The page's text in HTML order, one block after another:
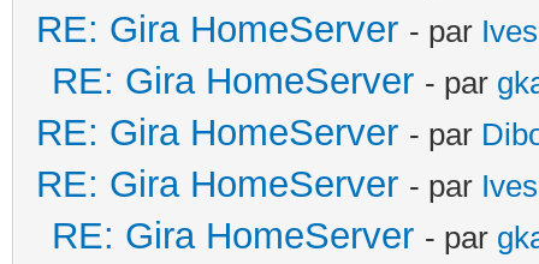
RE: Gira HomeServer - par Ives
RE: Gira HomeServer - par
RE: Gira HomeServer - par
RE: Gira HomeServer - par Ives
RE: Gira HomeServer - par